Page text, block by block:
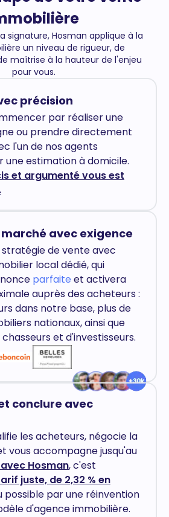
signature, Hosman applique à la
un niveau de rigueur, de
maîtrise à la hauteur de l'enjeu
pour vous.
précision
par réaliser une
ou prendre directement
l'un de nos agents
une estimation à domicile.
et argumenté vous est
avec exigence
de vente avec
local dédié, qui
parfaite et activera
auprès des acheteurs :
dans notre base, plus de
nationaux, ainsi que
et d'investisseurs.
conclure avec
les acheteurs, négocie la
vous accompagne jusqu'au
Hosman, c'est
juste, de 2,32 % en
possible par une réinvention
d'agence immobilière.